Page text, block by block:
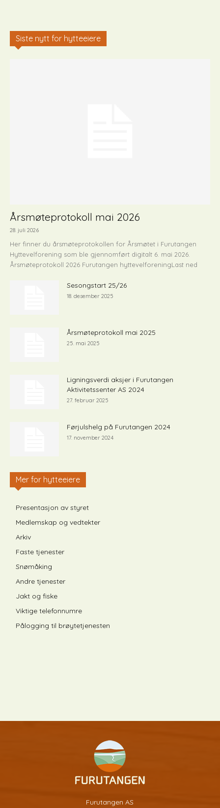
Siste nytt for hytteeiere
Årsmøteprotokoll mai 2026
28. juli 2026
Her finner du årsmøteprotokollen for Årsmøtet i Furutangen
Hyttevelforening som ble gjennomført digitalt 6. mai 2026.
Årsmøteprotokoll 2026 Furutangen hyttevelforeningLast ned
Sesongstart 25/26
18. desember 2025
Årsmøteprotokoll mai 2025
25. mai 2025
Ligningsverdi aksjer i Furutangen
Aktivitetssenter AS 2024
27. februar 2025
Førjulshelg på Furutangen 2024
17. november 2024
Mer for hytteeiere
Presentasjon av styret
Medlemskap og vedtekter
Arkiv
Faste tjenester
Snømåking
Andre tjenester
Jakt og fiske
Viktige telefonnumre
Pålogging til brøytetjenesten
Furutangen AS